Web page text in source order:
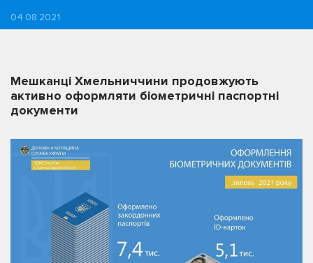
04.08.2021
Мешканці Хмельниччини продовжують
активно оформляти біометричні паспортні
документи